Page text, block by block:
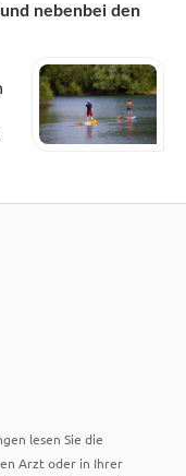
nebenbei den
lesen Sie die
Arzt oder in Ihrer